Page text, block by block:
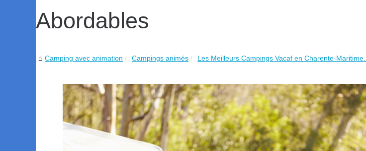
Abordables
Camping avec animation Campings animés Les Meilleurs Campings Vacaf en Charente-Maritime...